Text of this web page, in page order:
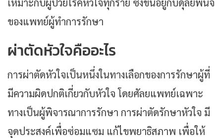
ของแพทย์ผู้ทำการรักษา
ผ่าตัดหัวใจคืออะไร
การผ่าตัดหัวใจเป็นหนึ่งในทางเลือกของการรักษาผู้ที่
มีความผิดปกติเกี่ยวกับหัวใจ โดยศัลยแพทย์เฉพาะ
ทางเป็นผู้พิจารณาการรักษา การผ่าตัดรักษาหัวใจ มี
จุดประสงค์เพื่อซ่อมแซม แก้ไขพยาธิสภาพ เพื่อให้